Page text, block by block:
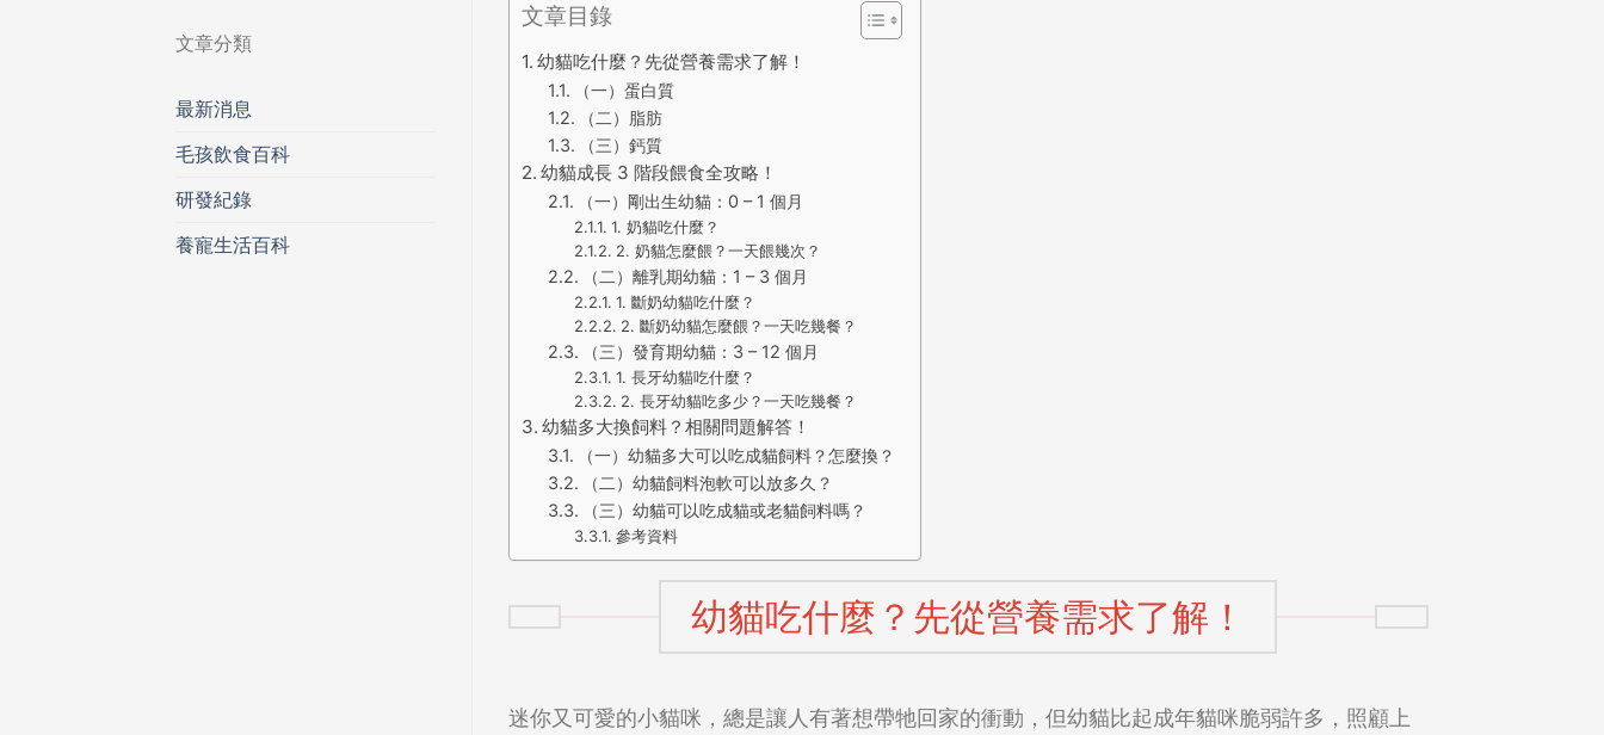
文章分類
最新消息
毛孩飲食百科
研發紀錄
養寵生活百科
文章目錄
幼貓吃什麼？先從營養需求了解！
（一）蛋白質
（二）脂肪
（三）鈣質
幼貓成長 3 階段餵食全攻略！
（一）剛出生幼貓：0 – 1 個月
1. 奶貓吃什麼？
2. 奶貓怎麼餵？一天餵幾次？
（二）離乳期幼貓：1 – 3 個月
1. 斷奶幼貓吃什麼？
2. 斷奶幼貓怎麼餵？一天吃幾餐？
（三）發育期幼貓：3 – 12 個月
1. 長牙幼貓吃什麼？
2. 長牙幼貓吃多少？一天吃幾餐？
幼貓多大換飼料？相關問題解答！
（一）幼貓多大可以吃成貓飼料？怎麼換？
（二）幼貓飼料泡軟可以放多久？
（三）幼貓可以吃成貓或老貓飼料嗎？
參考資料
幼貓吃什麼？先從營養需求了解！
迷你又可愛的小貓咪，總是讓人有著想帶牠回家的衝動，但幼貓比起成年貓咪脆弱許多，照顧上